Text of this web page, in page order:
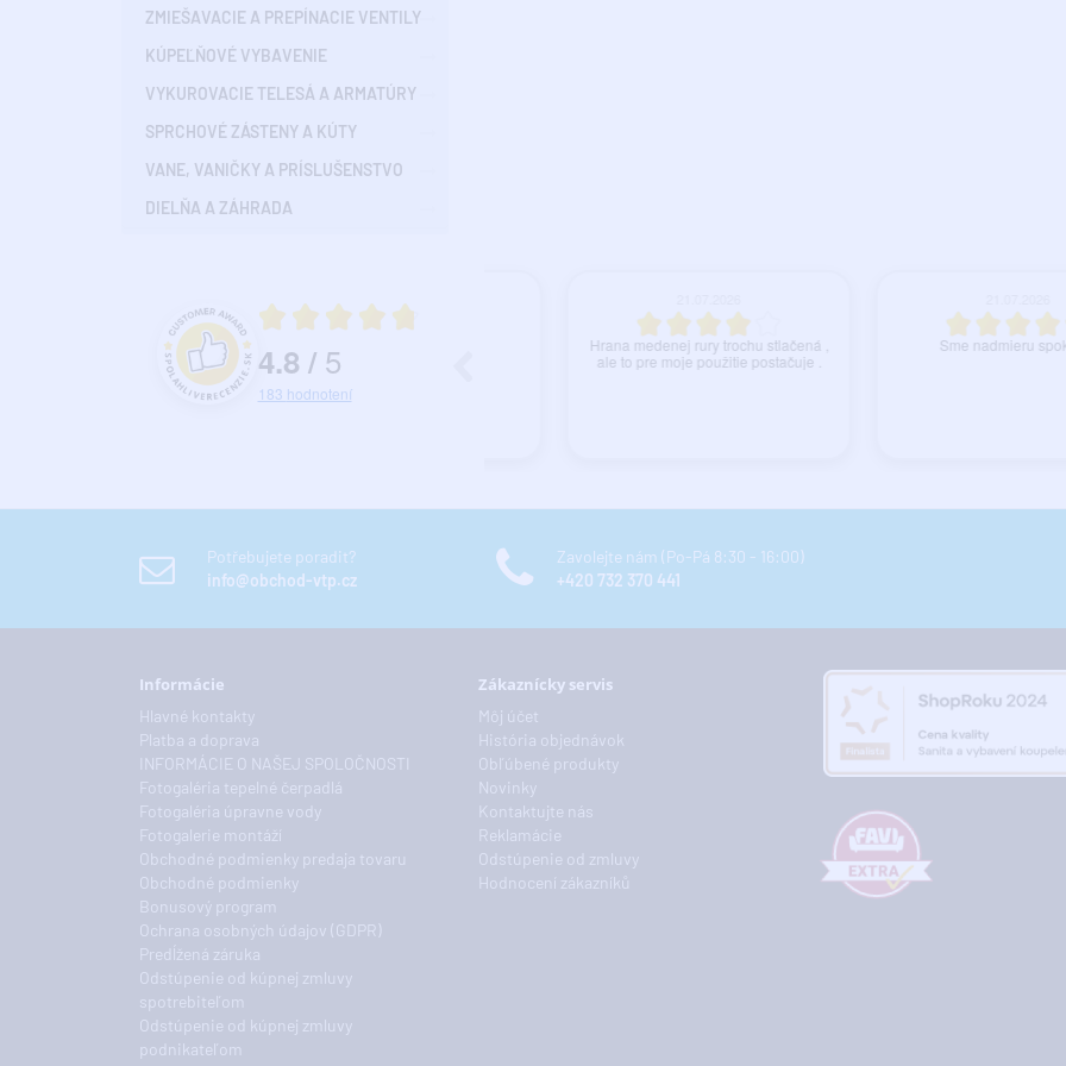
ZMIEŠAVACIE A PREPÍNACIE VENTILY
KÚPEĽŇOVÉ VYBAVENIE
VYKUROVACIE TELESÁ A ARMATÚRY
SPRCHOVÉ ZÁSTENY A KÚTY
VANE, VANIČKY A PRÍSLUŠENSTVO
DIELŇA A ZÁHRADA
Hodnotenie a recenzie zákazníkov
Priemerné hodnotenie 4.8 z 5
4.8 / 5
183 hodnotení
Hrana medenej rury trochu stlačená ,
ale to pre moje použitie postačuje .
Sme nadmieru spokojny
Potřebujete poradit?
info@obchod-vtp.cz
Zavolejte nám (Po-Pá 8:30 - 16:00)
+420 732 370 441
Informácie
Hlavné kontakty
Platba a doprava
INFORMÁCIE O NAŠEJ SPOLOČNOSTI
Fotogaléria tepelné čerpadlá
Fotogaléria úpravne vody
Fotogalerie montáží
Obchodné podmienky predaja tovaru
Obchodné podmienky
Bonusový program
Ochrana osobných údajov (GDPR)
Predĺžená záruka
Odstúpenie od kúpnej zmluvy
spotrebiteľom
Odstúpenie od kúpnej zmluvy
podnikateľom
Zákaznícky servis
Môj účet
História objednávok
Obľúbené produkty
Novinky
Kontaktujte nás
Reklamácie
Odstúpenie od zmluvy
Hodnocení zákazníků